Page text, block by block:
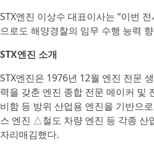
STX엔진 이상수 대표이사는 “이번
으로도 해양경찰의 임무 수행 능력
STX엔진 소개
STX엔진은 1976년 12월 엔진 전문
력을 갖춘 엔진 종합 전문 메이커 및
비함 등 방위 산업용 엔진을 기반으
스 엔진 △철도 차량 엔진 등 각종 산
자리매김했다.